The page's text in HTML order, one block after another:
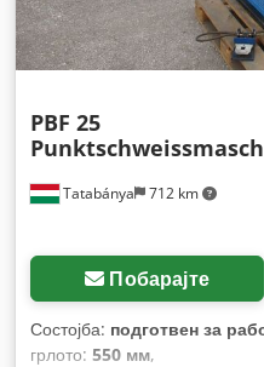
Tatabánya 712 km
PBF 25
Побарајте
Состојба: подготвен за
грлото: 550 мм,